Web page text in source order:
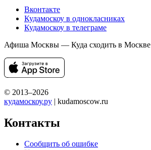
Вконтакте
Кудамоскоу в однокласниках
Кудамоскоу в телеграме
Афиша Москвы — Куда сходить в Москве
© 2013–2026
кудамоскоу.ру | kudamoscow.ru
Контакты
Сообщить об ошибке